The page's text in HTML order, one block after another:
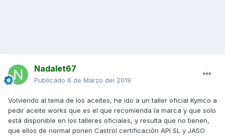
Nadalet67
Publicado 6 de Marzo del 2019
Volviendo al tema de los aceites, he ido a un taller oficial Kymco a
pedir aceite works que es el que recomienda la marca y que solo
está disponible en los talleres oficiales, y resulta que no tienen,
que ellos de normal ponen Castrol certificación API SL y JASO